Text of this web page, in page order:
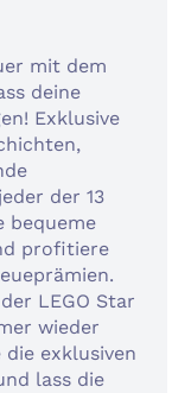
mit dem
deine
Exklusive
der 13
bequeme
profitiere
LEGO Star
wieder
exklusiven
lass die